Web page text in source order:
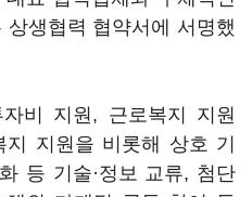
생협력 협약서에 서명했
비 지원, 근로복지 지원
지원을 비롯해 상호 기
등 기술·정보 교류, 첨단